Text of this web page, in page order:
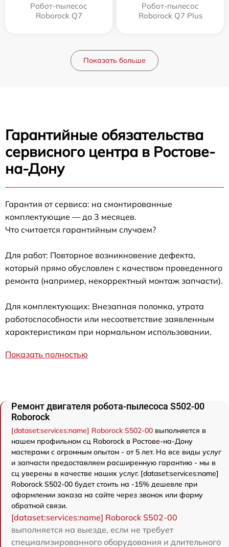
Робот-пылесос
Roborock Q7
Робот-пылесос
Roborock Q7 Plus
Показать больше
Гарантийные обязательства
сервисного центра в Ростове-
на-Дону
Гарантия от сервиса: на смонтированные
комплектующие — до 3 месяцев.
Что считается гарантийным случаем?
Для работ: Повторное возникновение дефекта,
который прямо обусловлен с качеством проведенного
ремонта (например, некорректный монтаж запчасти).
Для комплектующих: Внезапная поломка, утрата
работоспособности или несоответствие заявленным
характеристикам при нормальном использовании.
Показать полностью
Ремонт двигателя робота-пылесоса S502-00
Roborock
[dataset:services:name] Roborock S502-00 выполняется в
нашем профильном сц Roborock в Ростове-на-Дону
мастерами с огромным опытом - от 5 лет. На все виды услуг
и запчасти предоставляем расширенную гарантию - мы в
сц уверены в качестве наших услуг. [dataset:services:name]
Roborock S502-00 будет стоить на -15% дешевле при
оформлении заказа на сайте через звонок или форму
обратной связи.
[dataset:services:name] Roborock S502-00
выполняется на выезде, если не требует
специализированного оборудования и длительного